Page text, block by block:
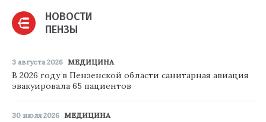
НОВОСТИ
ПЕНЗЫ
3 августа 2026 МЕДИЦИНА
В 2026 году в Пензенской области санитарная авиация
эвакуировала 65 пациентов
30 июля 2026 МЕДИЦИНА